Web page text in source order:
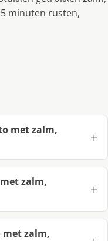
minuten rusten,
met zalm,
zalm,
zalm,